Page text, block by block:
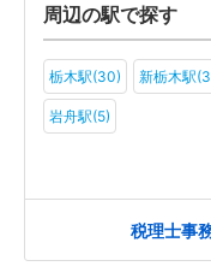
周辺の駅で探す
栃木駅(30) 新栃木駅
岩舟駅(5)
税理士事